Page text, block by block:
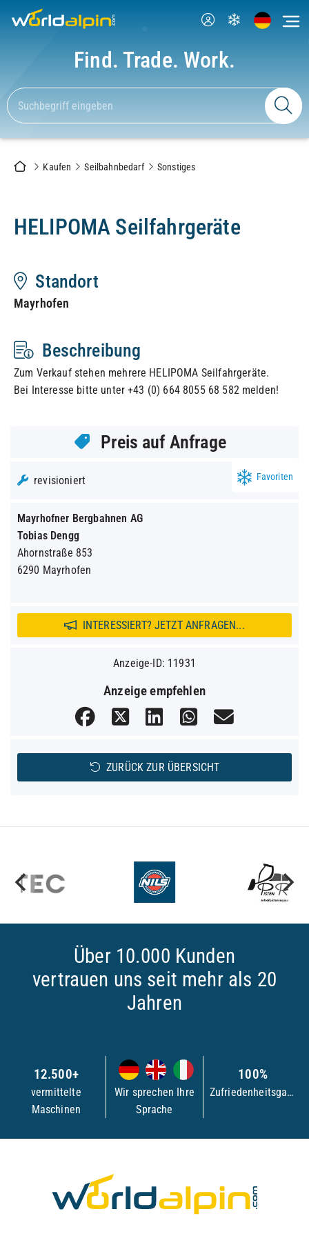
Find. Trade. Work.
Kaufen Seilbahnbedarf Sonstiges
HELIPOMA Seilfahrgeräte
Standort
Mayrhofen
Beschreibung
Zum Verkauf stehen mehrere HELIPOMA Seilfahrgeräte.
Bei Interesse bitte unter +43 (0) 664 8055 68 582 melden!
Preis auf Anfrage
Favoriten
revisioniert
Mayrhofner Bergbahnen AG
Tobias Dengg
Ahornstraße 853
6290 Mayrhofen
INTERESSIERT? JETZT ANFRAGEN...
Anzeige-ID: 11931
Anzeige empfehlen
ZURÜCK ZUR ÜBERSICHT
Über 10.000 Kunden
vertrauen uns seit mehr als 20
Jahren
12.500+
vermittelte
Maschinen
Wir sprechen Ihre
Sprache
100%
Zufriedenheitsgarantie